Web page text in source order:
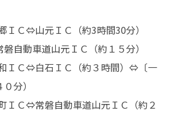
ＩＣ⇔山元ＩＣ（約3時間30分）
自動車道山元ＩＣ（約１５分）
ＩＣ⇔白石ＩＣ（約３時間）⇔〔一
分）
ＩＣ⇔常磐自動車道山元ＩＣ（約２